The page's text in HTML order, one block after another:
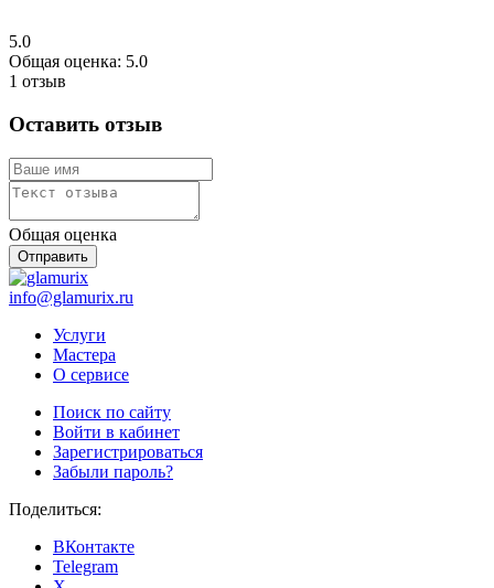
5.0
Общая оценка: 5.0
1 отзыв
Оставить отзыв
Общая оценка
Отправить
info@glamurix.ru
Услуги
Мастера
О сервисе
Поиск по сайту
Войти в кабинет
Зарегистрироваться
Забыли пароль?
Поделиться:
ВКонтакте
Telegram